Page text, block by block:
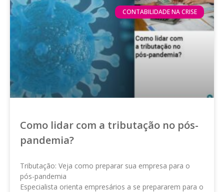
CONTABILIDADE NA CRISE
Como lidar com a tributação no pós-
pandemia?
Tributação: Veja como preparar sua empresa para o
pós-pandemia
Especialista orienta empresários a se prepararem para o